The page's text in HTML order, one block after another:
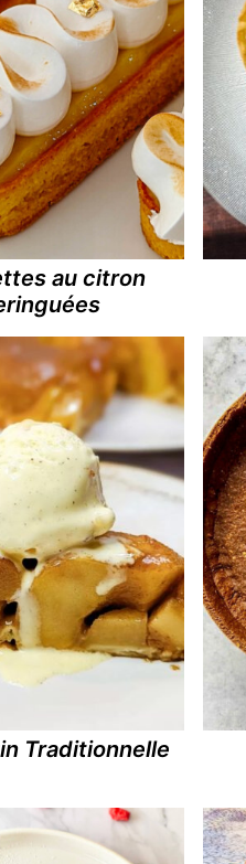
au citron
Traditionnelle